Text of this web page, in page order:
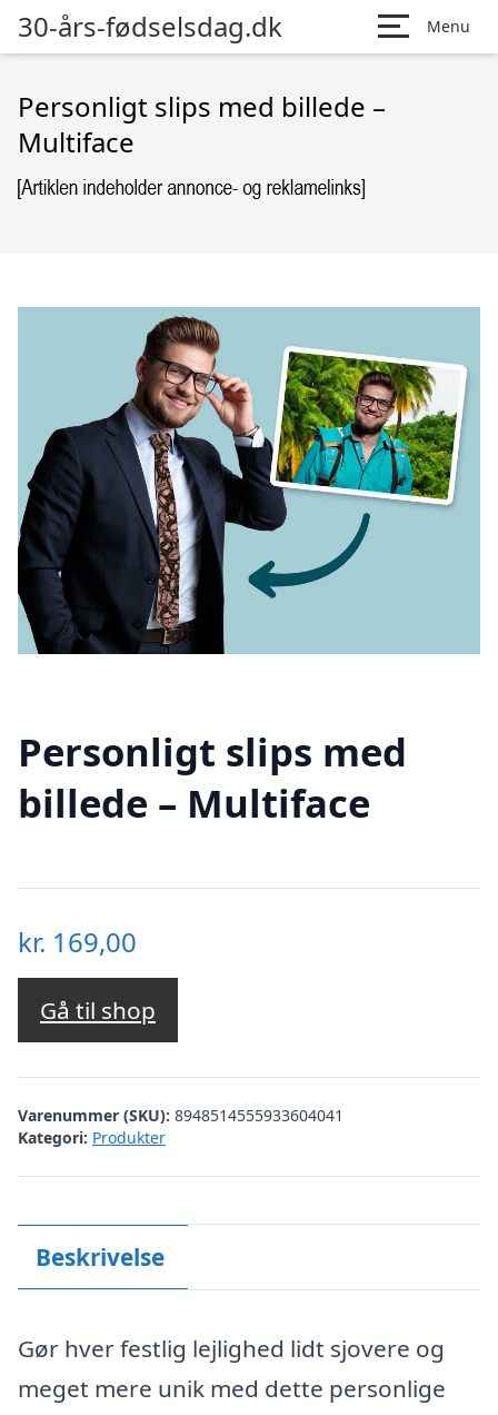
30-års-fødselsdag.dk Menu
Personligt slips med billede –
Multiface
Personligt slips med
billede – Multiface
kr. 169,00
Gå til shop
Varenummer (SKU): 8948514555933604041
Kategori: Produkter
Beskrivelse
Gør hver festlig lejlighed lidt sjovere og
meget mere unik med dette personlige